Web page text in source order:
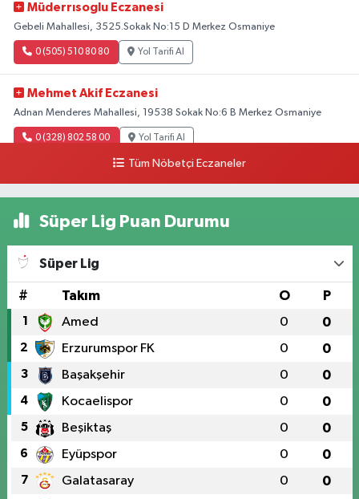
Müderrısoglu Eczanesi
Gebeli Mahallesi, 3525.Sokak No:15 D Merkez Osmaniye
0 (505) 510 80 80 Yol Tarifi Al
Mehmet Akif Eczanesi
Adnan Menderes Mahallesi, 19538 Sokak No:6 B Merkez Osmaniye
0 (328) 802 58 00 Yol Tarifi Al
Tüm Nöbetçi Eczaneler
Süper Lig Puan Durumu
Süper Lig
# Takım O P
1 Amed 0 0
2 Erzurumspor FK 0 0
3 Başakşehir 0 0
4 Kocaelispor 0 0
5 Beşiktaş 0 0
6 Eyüpspor 0 0
7 Galatasaray 0 0